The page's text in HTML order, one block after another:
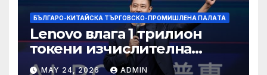
БЪЛГАРО-КИТАЙСКА ТЪРГОВСКО-ПРОМИШЛЕНА ПАЛAТА
Lenovo влага 1 трилион
токени изчислителна
мощност в AI екосистемата
MAY 24, 2026 ADMIN